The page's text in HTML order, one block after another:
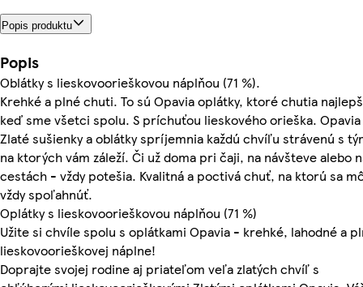
Popis produktu
Popis
Oblátky s lieskovoorieškovou náplňou (71 %).
Krehké a plné chuti. To sú Opavia oplátky, ktoré chutia
keď sme všetci spolu. S príchuťou lieskového orieška. Opavia
Zlaté sušienky a oblátky spríjemnia každú chvíľu strávenú s
na ktorých vám záleží. Či už doma pri čaji, na návšteve alebo
cestách - vždy potešia. Kvalitná a poctivá chuť, na ktorú sa
vždy spoľahnúť.
Oplátky s lieskovoorieškovou náplňou (71 %)
Užite si chvíle spolu s oplátkami Opavia - krehké, lahodné a
lieskovoorieškovej náplne!
Doprajte svojej rodine aj priateľom veľa zlatých chvíľ s